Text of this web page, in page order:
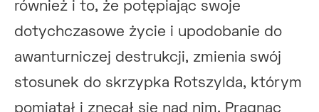
również i to, że potępiając swoje
dotychczasowe życie i upodobanie do
awanturniczej destrukcji, zmienia swój
stosunek do skrzypka Rotszylda, którym
pomiatał i znęcał się nad nim. Pragnąc